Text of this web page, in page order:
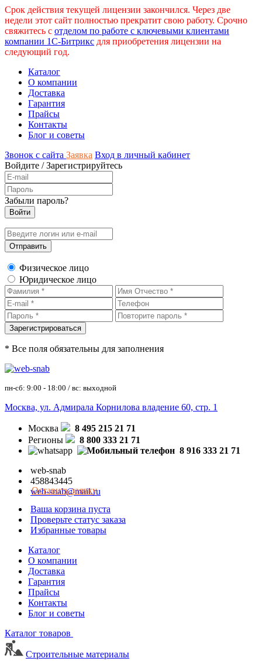
Срок действия текущей лицензии закончился. Через две
недели этот сайт полностью прекратит свою работу. Срочно
свяжитесь с отделом по работе с ключевыми клиентами
компании 1С-Битрикс для приобретения лицензии на
следующий год.
Каталог
О компании
Доставка
Гарантия
Прайсы
Контакты
Блог и советы
Звонок с сайта Заявка Вход в личный кабинет
Войдите /Зарегистрируйтесь
Забыли пароль?
Физическое лицо
Юридическое лицо
* Все поля обязательны для заполнения
пн-сб: 9:00 - 18:00 / вс: выходной
Москва, ул. Адмирала Корнилова владение 60, стр. 1
Москва
8 495 215 21 71
Регионы
8 800 333 21 71
8 916 333 21 71
web-snab
458843445
web-snab@mail.ru
Оставить заявку
Ваша корзина пуста
Проверьте статус заказа
Избранные товары
Каталог
О компании
Доставка
Гарантия
Прайсы
Контакты
Блог и советы
Каталог товаров
Строительные материалы